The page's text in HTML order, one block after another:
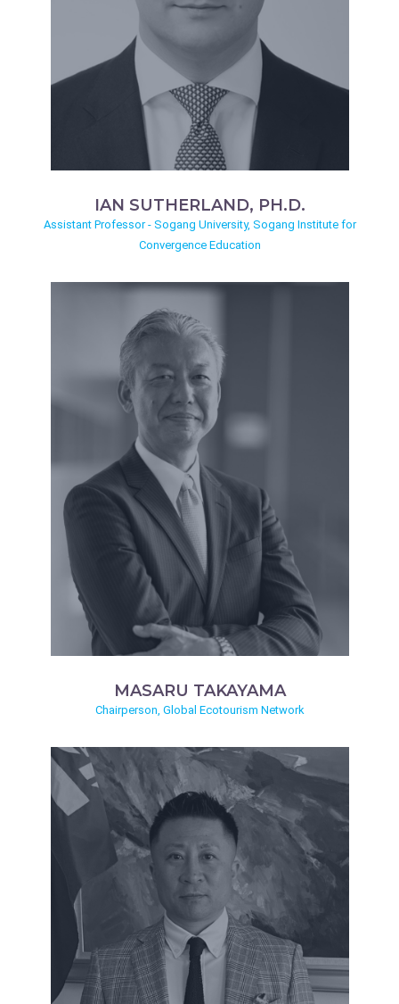
IAN SUTHERLAND, PH.D.
Assistant Professor - Sogang University, Sogang Institute for
Convergence Education
MASARU TAKAYAMA
Chairperson, Global Ecotourism Network